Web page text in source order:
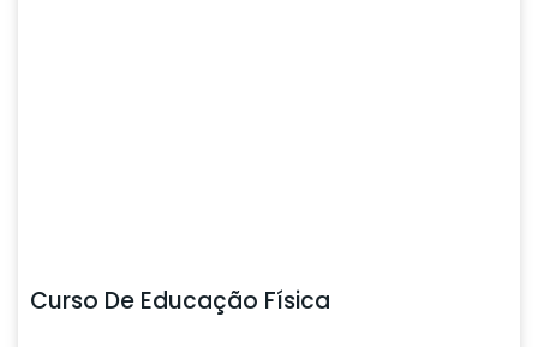
Curso De Educação Física